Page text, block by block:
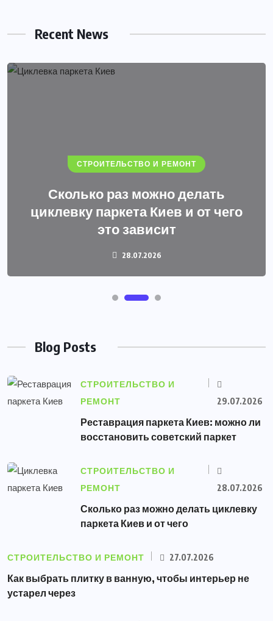
Recent News
СТРОИТЕЛЬСТВО И РЕМОНТ
Сколько раз можно делать
циклевку паркета Киев и от чего
это зависит
28.07.2026
Blog Posts
СТРОИТЕЛЬСТВО И
РЕМОНТ
29.07.2026
Реставрация паркета Киев: можно ли
восстановить советский паркет
СТРОИТЕЛЬСТВО И
РЕМОНТ
28.07.2026
Сколько раз можно делать циклевку
паркета Киев и от чего
СТРОИТЕЛЬСТВО И РЕМОНТ 27.07.2026
Как выбрать плитку в ванную, чтобы интерьер не
устарел через